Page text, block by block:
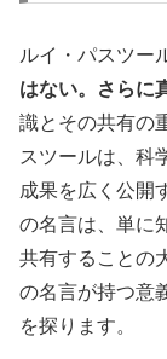
ルイ・パスツー
はない。さらに
識とその共有の
スツールは、科
成果を広く公開
の名言は、単に
共有することの
の名言が持つ意
を探ります。